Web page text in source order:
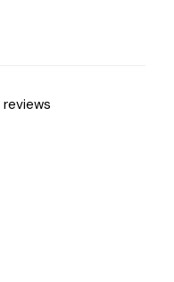
reviews